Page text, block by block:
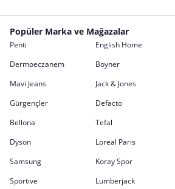
Popüler Marka ve Mağazalar
Penti English Home
Dermoeczanem
Boyner
Mavi Jeans
Jack & Jones
Gürgençler
Defacto
Bellona
Tefal
Dyson
Loreal Paris
Samsung
Koray Spor
Sportive
Lumberjack